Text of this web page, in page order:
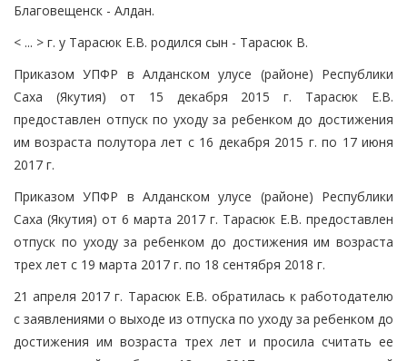
Благовещенск - Алдан.
< ... > г. у Тарасюк Е.В. родился сын - Тарасюк В.
Приказом УПФР в Алданском улусе (районе) Республики
Саха (Якутия) от 15 декабря 2015 г. Тарасюк Е.В.
предоставлен отпуск по уходу за ребенком до достижения
им возраста полутора лет с 16 декабря 2015 г. по 17 июня
2017 г.
Приказом УПФР в Алданском улусе (районе) Республики
Саха (Якутия) от 6 марта 2017 г. Тарасюк Е.В. предоставлен
отпуск по уходу за ребенком до достижения им возраста
трех лет с 19 марта 2017 г. по 18 сентября 2018 г.
21 апреля 2017 г. Тарасюк Е.В. обратилась к работодателю
с заявлениями о выходе из отпуска по уходу за ребенком до
достижения им возраста трех лет и просила считать ее